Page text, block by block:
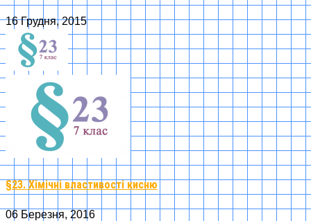
16 Грудня, 2015
§23. Хімічні властивості кисню
06 Березня, 2016